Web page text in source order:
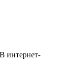
интернет-